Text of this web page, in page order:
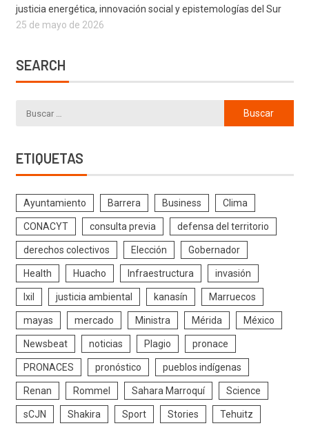
justicia energética, innovación social y epistemologías del Sur
25 de mayo de 2026
SEARCH
ETIQUETAS
Ayuntamiento Barrera Business Clima
CONACYT consulta previa defensa del territorio
derechos colectivos Elección Gobernador
Health Huacho Infraestructura invasión
Ixil justicia ambiental kanasín Marruecos
mayas mercado Ministra Mérida México
Newsbeat noticias Plagio pronace
PRONACES pronóstico pueblos indígenas
Renan Rommel Sahara Marroquí Science
sCJN Shakira Sport Stories Tehuitz